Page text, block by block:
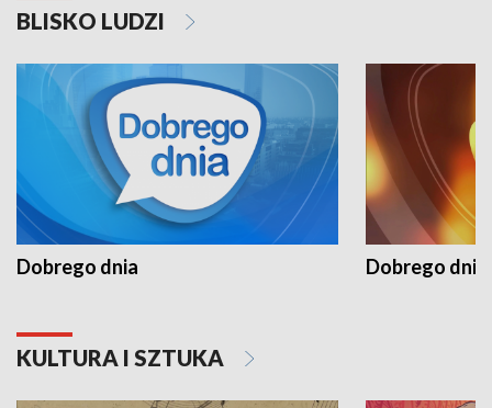
BLISKO LUDZI
Dobrego dnia Dobrego dnia
KULTURA I SZTUKA